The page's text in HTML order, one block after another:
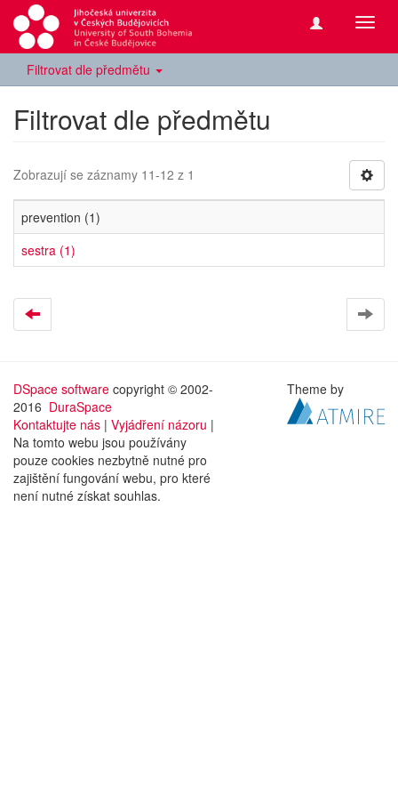
Filtrovat dle předmětu
Filtrovat dle předmětu
Zobrazují se záznamy 11-12 z 1
prevention (1)
sestra (1)
DSpace software copyright © 2002-
2016 DuraSpace
Kontaktujte nás | Vyjádření názoru |
Na tomto webu jsou používány
pouze cookies nezbytně nutné pro
zajištění fungování webu, pro které
není nutné získat souhlas.
Theme by